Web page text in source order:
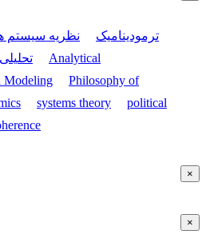
ترمودینامیک نظریه سیستم
تحلیلی
Analytical
Modeling
Philosophy of
systems theory
political
×
×